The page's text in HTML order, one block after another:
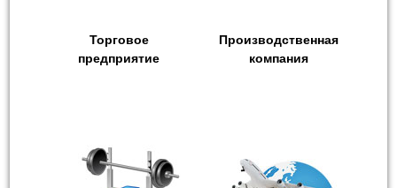
Торговое
предприятие
Производственная
компания